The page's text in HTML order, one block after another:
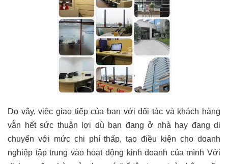
Do vậy, việc giao tiếp của bạn với đối tác và khách hàng
vẫn hết sức thuận lợi dù bạn đang ở nhà hay đang di
chuyển với mức chi phí thấp, tạo điều kiện cho doanh
nghiệp tập trung vào hoạt động kinh doanh của mình Với